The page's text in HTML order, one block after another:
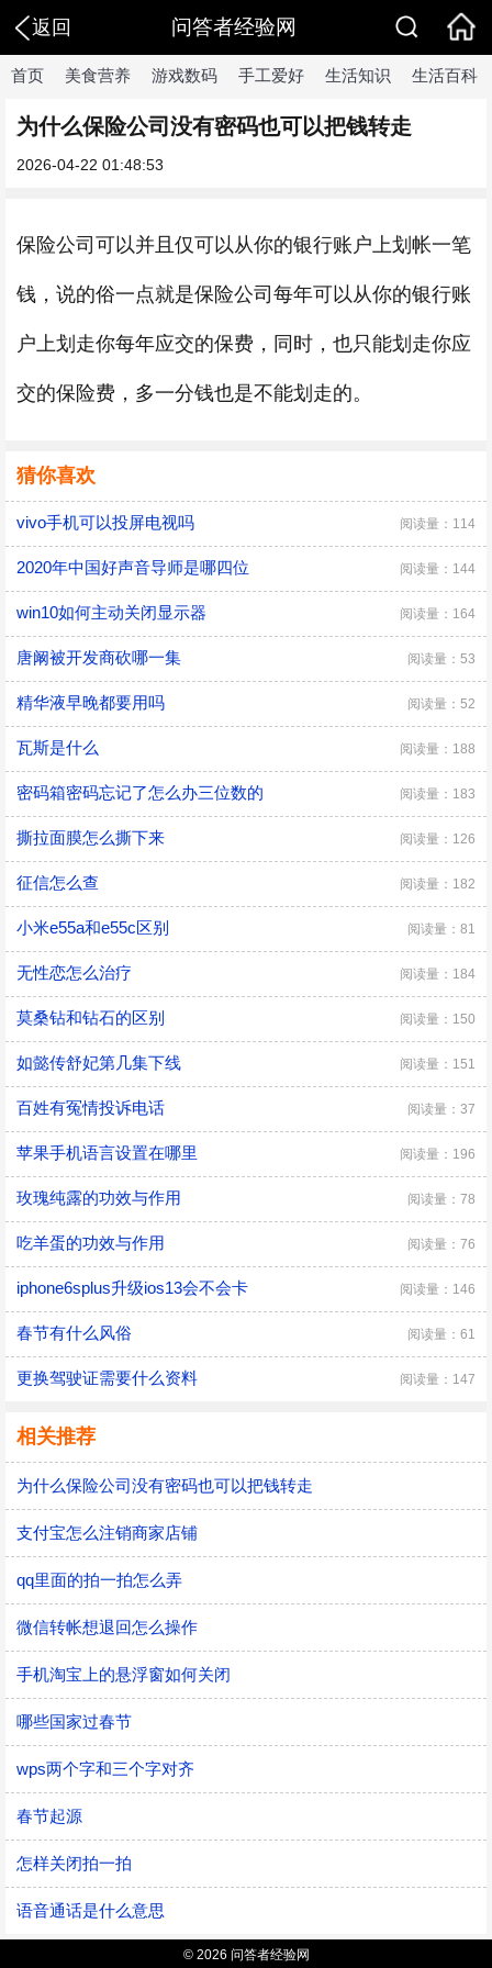
返回 问答者经验网
首页 美食营养 游戏数码 手工爱好 生活知识 生活百科
为什么保险公司没有密码也可以把钱转走
2026-04-22 01:48:53
保险公司可以并且仅可以从你的银行账户上划帐一笔
钱，说的俗一点就是保险公司每年可以从你的银行账
户上划走你每年应交的保费，同时，也只能划走你应
交的保险费，多一分钱也是不能划走的。
猜你喜欢
vivo手机可以投屏电视吗 阅读量：114
2020年中国好声音导师是哪四位 阅读量：144
win10如何主动关闭显示器 阅读量：164
唐阚被开发商砍哪一集 阅读量：53
精华液早晚都要用吗 阅读量：52
瓦斯是什么 阅读量：188
密码箱密码忘记了怎么办三位数的 阅读量：183
撕拉面膜怎么撕下来 阅读量：126
征信怎么查 阅读量：182
小米e55a和e55c区别 阅读量：81
无性恋怎么治疗 阅读量：184
莫桑钻和钻石的区别 阅读量：150
如懿传舒妃第几集下线 阅读量：151
百姓有冤情投诉电话 阅读量：37
苹果手机语言设置在哪里 阅读量：196
玫瑰纯露的功效与作用 阅读量：78
吃羊蛋的功效与作用 阅读量：76
iphone6splus升级ios13会不会卡 阅读量：146
春节有什么风俗 阅读量：61
更换驾驶证需要什么资料 阅读量：147
相关推荐
为什么保险公司没有密码也可以把钱转走
支付宝怎么注销商家店铺
qq里面的拍一拍怎么弄
微信转帐想退回怎么操作
手机淘宝上的悬浮窗如何关闭
哪些国家过春节
wps两个字和三个字对齐
春节起源
怎样关闭拍一拍
语音通话是什么意思
© 2026 问答者经验网